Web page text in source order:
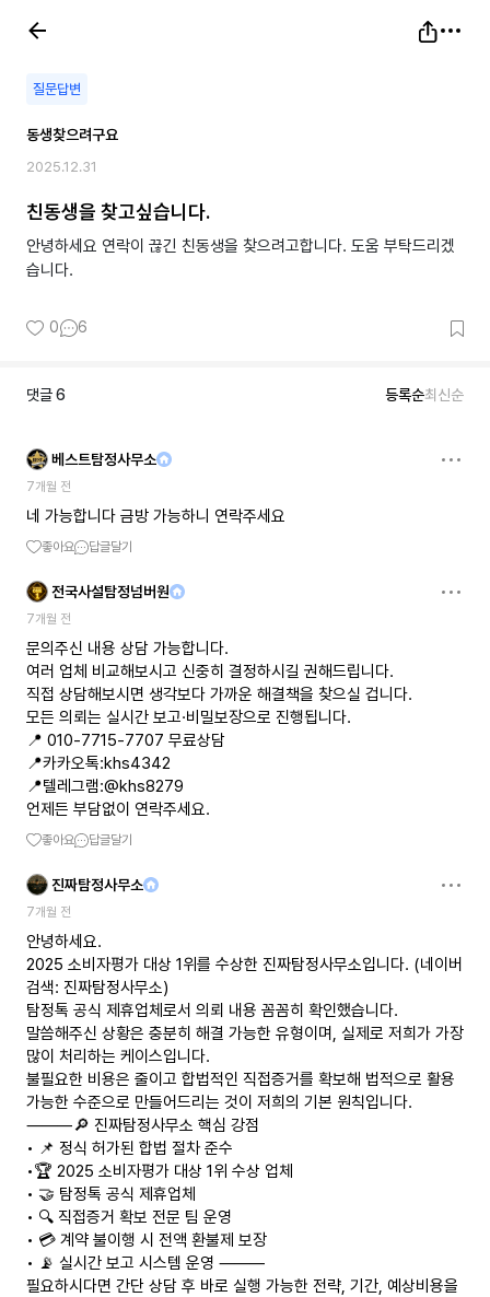
질문답변
동생찾으려구요
2025.12.31
친동생을 찾고싶습니다.
안녕하세요 연락이 끊긴 친동생을 찾으려고합니다. 도움 부탁드리겠
습니다.
0 6
댓글6 등록순최신순
베스트탐정사무소
7개월 전
네 가능합니다 금방 가능하니 연락주세요
좋아요 답글달기
전국사설탐정넘버원
7개월 전
문의주신 내용 상담 가능합니다.
여러 업체 비교해보시고 신중히 결정하시길 권해드립니다.
직접 상담해보시면 생각보다 가까운 해결책을 찾으실 겁니다.
모든 의뢰는 실시간 보고·비밀보장으로 진행됩니다.
📍 010-7715-7707 무료상담
📍카카오톡:khs4342
📍텔레그램:@khs8279
언제든 부담없이 연락주세요.
좋아요 답글달기
진짜탐정사무소
7개월 전
안녕하세요.
2025 소비자평가 대상 1위를 수상한 진짜탐정사무소입니다. (네이버
검색: 진짜탐정사무소)
탐정톡 공식 제휴업체로서 의뢰 내용 꼼꼼히 확인했습니다.
말씀해주신 상황은 충분히 해결 가능한 유형이며, 실제로 저희가 가장
많이 처리하는 케이스입니다.
불필요한 비용은 줄이고 합법적인 직접증거를 확보해 법적으로 활용
가능한 수준으로 만들어드리는 것이 저희의 기본 원칙입니다.
⸻🔎 진짜탐정사무소 핵심 강점
• 📌 정식 허가된 합법 절차 준수
•🏆 2025 소비자평가 대상 1위 수상 업체
• 🤝 탐정톡 공식 제휴업체
• 🔍 직접증거 확보 전문 팀 운영
• 💳 계약 불이행 시 전액 환불제 보장
• 📡 실시간 보고 시스템 운영 ⸻
필요하시다면 간단 상담 후 바로 실행 가능한 전략, 기간, 예상비용을